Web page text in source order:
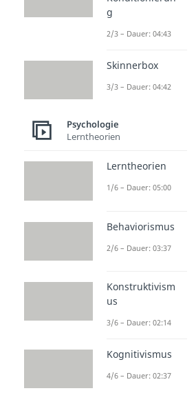
Du ziehst in
Freundschaftzu
Überlegungen
eine
hierund imVideo!
Darauf
Es ist ganz normal,
idealisierte
Freundschaft hast.
sich mit der Zeit
einfach nicht sein.
beenden
zu
g
2/3 – Dauer: 04:43
Skinnerbox
3/3 – Dauer: 04:42
Psychologie
Lerntheorien
Lerntheorien
1/6 – Dauer: 05:00
Behaviorismus
2/6 – Dauer: 03:37
Konstruktivism
us
3/6 – Dauer: 02:14
Kognitivismus
4/6 – Dauer: 02:37